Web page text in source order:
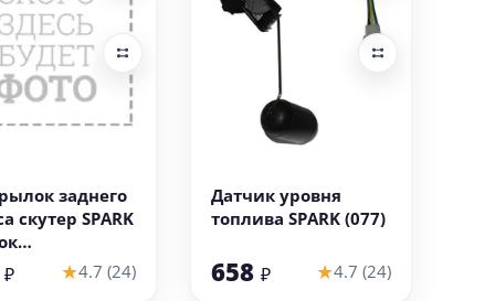
заднего
скутер SPARK
₽ ★4.7 (24)
В корзину
Датчик уровня
топлива SPARK (077)
658 ₽ ★4.7 (24)